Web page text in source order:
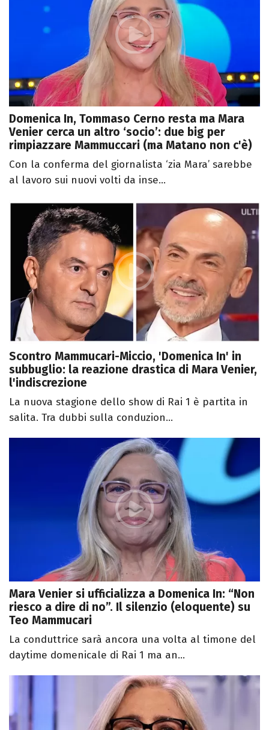
Domenica In, Tommaso Cerno resta ma Mara
Venier cerca un altro ‘socio’: due big per
rimpiazzare Mammuccari (ma Matano non c'è)
Con la conferma del giornalista ‘zia Mara’ sarebbe
al lavoro sui nuovi volti da inse...
Scontro Mammucari-Miccio, 'Domenica In' in
subbuglio: la reazione drastica di Mara Venier,
l'indiscrezione
La nuova stagione dello show di Rai 1 è partita in
salita. Tra dubbi sulla conduzion...
Mara Venier si ufficializza a Domenica In: “Non
riesco a dire di no”. Il silenzio (eloquente) su
Teo Mammucari
La conduttrice sarà ancora una volta al timone del
daytime domenicale di Rai 1 ma an...